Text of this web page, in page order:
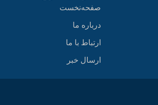
صفحه‌نخست
درباره ما
ارتباط با ما
ارسال خبر